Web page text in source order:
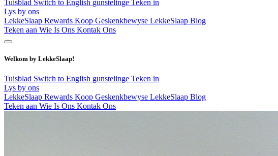
Tuisblad Switch to English gunstelinge Teken in
Lys by ons
LekkeSlaap Rewards Koop Geskenkbewyse LekkeSlaap Blog
Teken aan Wie Is Ons Kontak Ons
Welkom by LekkeSlaap!
Tuisblad Switch to English gunstelinge Teken in
Lys by ons
LekkeSlaap Rewards Koop Geskenkbewyse LekkeSlaap Blog
Teken aan Wie Is Ons Kontak Ons